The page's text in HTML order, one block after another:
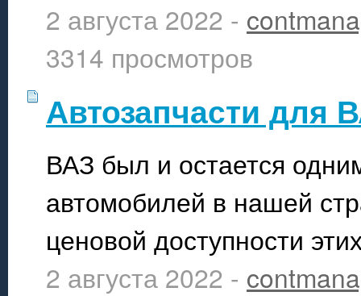
2 августа 2022 -
3314 просмотров
Автозапчасти для
ВАЗ был и остается
автомобилей в нашей
ценовой доступности
2 августа 2022 -